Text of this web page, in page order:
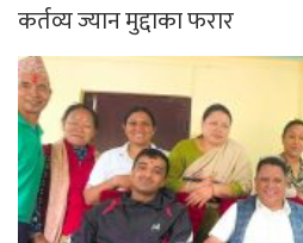
कर्तव्य ज्यान मुद्दाका फरार